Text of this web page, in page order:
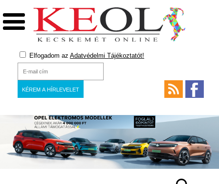
Elfogadom az Adatvédelmi Tájékoztatót!